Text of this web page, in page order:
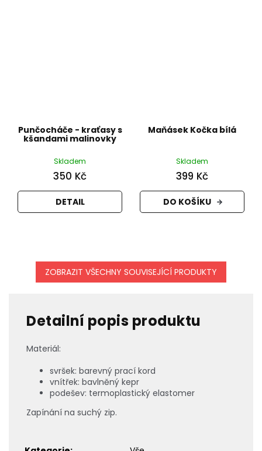
Punčocháče - kraťasy s
kšandami malinovky
Skladem
350 Kč
DETAIL
Maňásek Kočka bílá
Skladem
399 Kč
DO KOŠÍKU
ZOBRAZIT VŠECHNY SOUVISEJÍCÍ PRODUKTY
Detailní popis produktu
Materiál:
svršek: barevný prací kord
vnítřek: bavlněný kepr
podešev: termoplastický elastomer
Zapínání na suchý zip.